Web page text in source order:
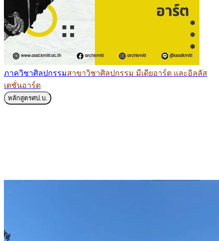
ภาควิชาศิลปกรรมสาขาวิชาศิลปกรรม มีเดียอาร์ต และอิลลัส
เตชั่นอาร์ต
หลักสูตรศป.บ.